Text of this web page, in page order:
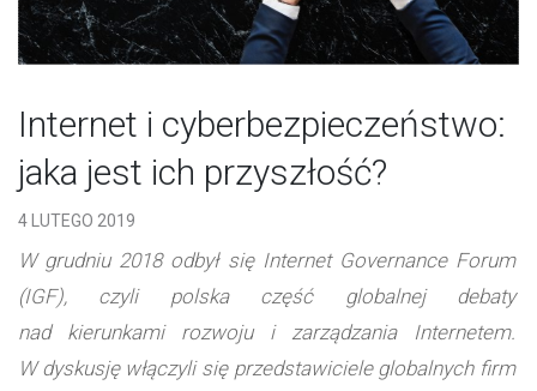
Internet i cyberbezpieczeństwo:
jaka jest ich przyszłość?
4 LUTEGO 2019
W grudniu 2018 odbył się Internet Governance Forum
(IGF), czyli polska część globalnej debaty
nad kierunkami rozwoju i zarządzania Internetem.
W dyskusję włączyli się przedstawiciele globalnych firm